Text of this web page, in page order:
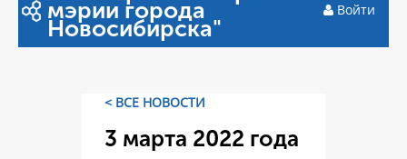
мэрии города
Новосибирска"
Войти
< ВСЕ НОВОСТИ
3 марта 2022 года